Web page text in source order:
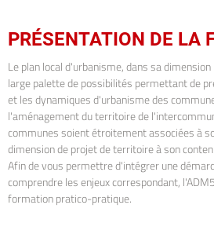
PRÉSENTATION DE LA
Le plan local d'urbanisme, dans sa
large palette de possibilités permettant de
et les dynamiques d'urbanisme des
l'aménagement du territoire de
communes soient étroitement associées à
dimension de projet de territoire à son
Afin de vous permettre d'intégrer une
comprendre les enjeux correspondant,
formation pratico-pratique.